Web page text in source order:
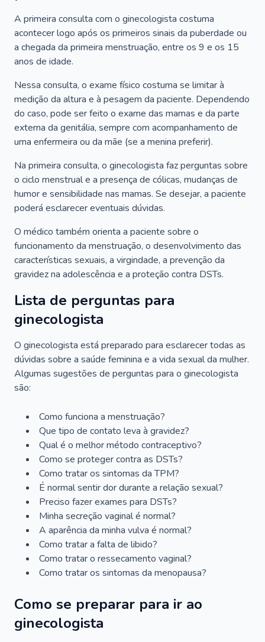
A primeira consulta com o ginecologista costuma
acontecer logo após os primeiros sinais da puberdade ou
a chegada da primeira menstruação, entre os 9 e os 15
anos de idade.
Nessa consulta, o exame físico costuma se limitar à
medição da altura e à pesagem da paciente. Dependendo
do caso, pode ser feito o exame das mamas e da parte
externa da genitália, sempre com acompanhamento de
uma enfermeira ou da mãe (se a menina preferir).
Na primeira consulta, o ginecologista faz perguntas sobre
o ciclo menstrual e a presença de cólicas, mudanças de
humor e sensibilidade nas mamas. Se desejar, a paciente
poderá esclarecer eventuais dúvidas.
O médico também orienta a paciente sobre o
funcionamento da menstruação, o desenvolvimento das
características sexuais, a virgindade, a prevenção da
gravidez na adolescência e a proteção contra DSTs.
Lista de perguntas para
ginecologista
O ginecologista está preparado para esclarecer todas as
dúvidas sobre a saúde feminina e a vida sexual da mulher.
Algumas sugestões de perguntas para o ginecologista
são:
Como funciona a menstruação?
Que tipo de contato leva à gravidez?
Qual é o melhor método contraceptivo?
Como se proteger contra as DSTs?
Como tratar os sintomas da TPM?
É normal sentir dor durante a relação sexual?
Preciso fazer exames para DSTs?
Minha secreção vaginal é normal?
A aparência da minha vulva é normal?
Como tratar a falta de libido?
Como tratar o ressecamento vaginal?
Como tratar os sintomas da menopausa?
Como se preparar para ir ao
ginecologista